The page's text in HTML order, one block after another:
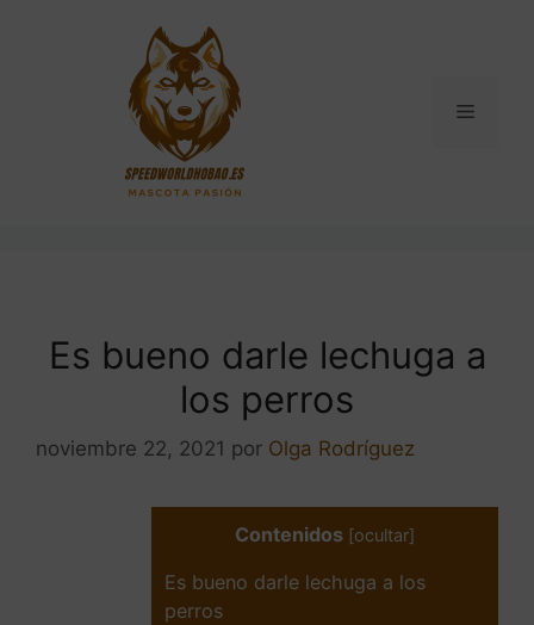
Menú
Es bueno darle lechuga a
los perros
noviembre 22, 2021 por Olga Rodríguez
Contenidos [ocultar]
Es bueno darle lechuga a los
perros